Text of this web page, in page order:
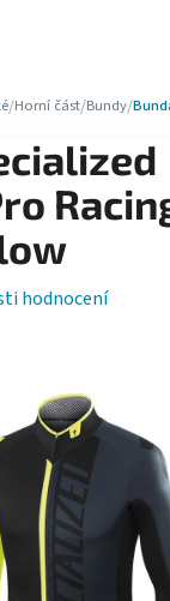
/Horní část/Bundy/
hodnocení